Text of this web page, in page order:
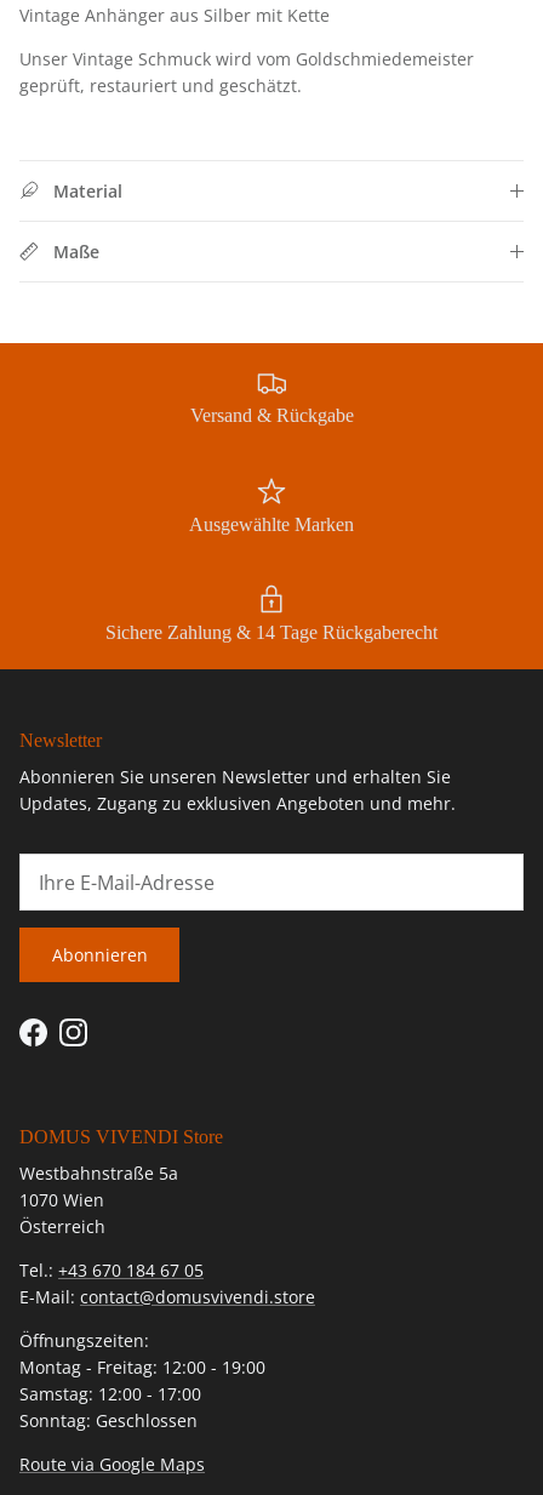
Vintage Anhänger aus Silber mit Kette
Unser Vintage Schmuck wird vom Goldschmiedemeister
geprüft, restauriert und geschätzt.
Material
Maße
Versand & Rückgabe
Ausgewählte Marken
Sichere Zahlung & 14 Tage Rückgaberecht
Newsletter
Abonnieren Sie unseren Newsletter und erhalten Sie
Updates, Zugang zu exklusiven Angeboten und mehr.
Abonnieren
FacebookInstagram
DOMUS VIVENDI Store
Westbahnstraße 5a
1070 Wien
Österreich
Tel.: +43 670 184 67 05
E-Mail: contact@domusvivendi.store
Öffnungszeiten:
Montag - Freitag: 12:00 - 19:00
Samstag: 12:00 - 17:00
Sonntag: Geschlossen
Route via Google Maps